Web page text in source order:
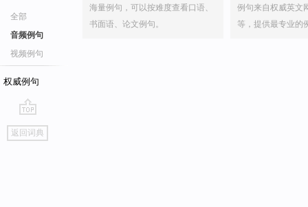
全部
音频例句
视频例句
权威例句
go
top
返回词典
海量例句，可以按难度查看口语、
书面语、论文例句。
例句来自权威英文
等，提供最专业的